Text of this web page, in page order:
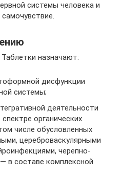
системы человека и
назначают:
дисфункции
системы;
деятельности
органических
числе обусловленных
цереброваскулярными
черепно-
в составе комплексной